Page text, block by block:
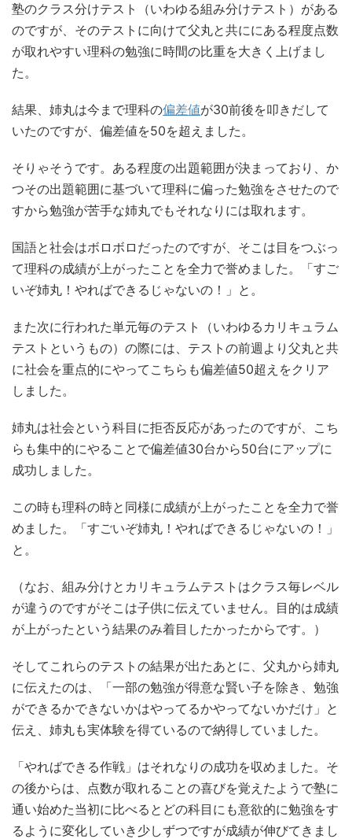
塾のクラス分けテスト（いわゆる組み分けテスト）がある
のですが、そのテストに向けて父丸と共ににある程度点数
が取れやすい理科の勉強に時間の比重を大きく上げまし
た。
結果、姉丸は今まで理科の偏差値が30前後を叩きだして
いたのですが、偏差値を50を超えました。
そりゃそうです。ある程度の出題範囲が決まっており、か
つその出題範囲に基づいて理科に偏った勉強をさせたので
すから勉強が苦手な姉丸でもそれなりには取れます。
国語と社会はボロボロだったのですが、そこは目をつぶっ
て理科の成績が上がったことを全力で誉めました。「すご
いぞ姉丸！やればできるじゃないの！」と。
また次に行われた単元毎のテスト（いわゆるカリキュラム
テストというもの）の際には、テストの前週より父丸と共
に社会を重点的にやってこちらも偏差値50超えをクリア
しました。
姉丸は社会という科目に拒否反応があったのですが、こち
らも集中的にやることで偏差値30台から50台にアップに
成功しました。
この時も理科の時と同様に成績が上がったことを全力で誉
めました。「すごいぞ姉丸！やればできるじゃないの！」
と。
（なお、組み分けとカリキュラムテストはクラス毎レベル
が違うのですがそこは子供に伝えていません。目的は成績
が上がったという結果のみ着目したかったからです。）
そしてこれらのテストの結果が出たあとに、父丸から姉丸
に伝えたのは、「一部の勉強が得意な賢い子を除き、勉強
ができるかできないかはやってるかやってないかだけ」と
伝え、姉丸も実体験を得ているので納得していました。
「やればできる作戦」はそれなりの成功を収めました。そ
の後からは、点数が取れることの喜びを覚えたようで塾に
通い始めた当初に比べるとどの科目にも意欲的に勉強をす
るように変化していき少しずつですが成績が伸びてきまし